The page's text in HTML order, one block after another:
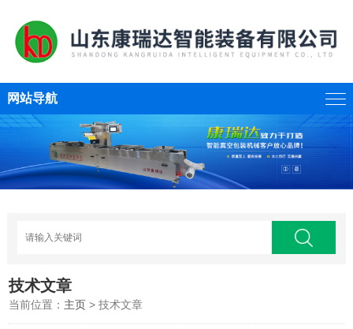
网站导航
技术文章
当前位置： 主页 > 技术文章